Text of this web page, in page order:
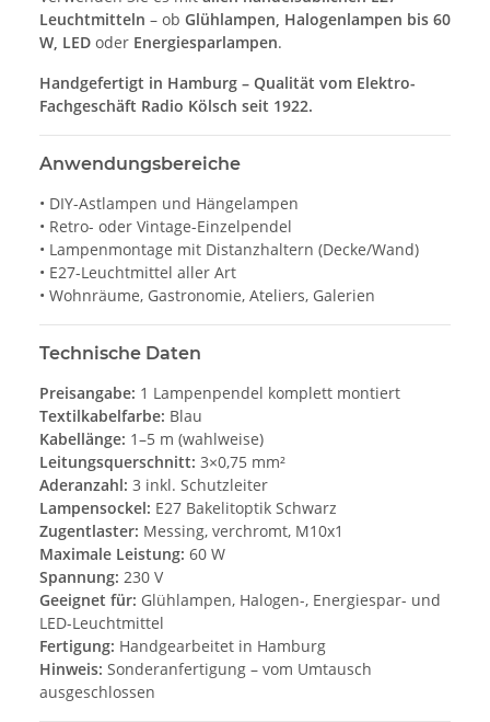
Leuchtmitteln – ob Glühlampen, Halogenlampen bis 60
W, LED oder Energiesparlampen.
Handgefertigt in Hamburg – Qualität vom Elektro-
Fachgeschäft Radio Kölsch seit 1922.
Anwendungsbereiche
• DIY-Astlampen und Hängelampen
• Retro- oder Vintage-Einzelpendel
• Lampenmontage mit Distanzhaltern (Decke/Wand)
• E27-Leuchtmittel aller Art
• Wohnräume, Gastronomie, Ateliers, Galerien
Technische Daten
Preisangabe: 1 Lampenpendel komplett montiert
Textilkabelfarbe: Blau
Kabellänge: 1–5 m (wahlweise)
Leitungsquerschnitt: 3×0,75 mm²
Aderanzahl: 3 inkl. Schutzleiter
Lampensockel: E27 Bakelitoptik Schwarz
Zugentlaster: Messing, verchromt, M10x1
Maximale Leistung: 60 W
Spannung: 230 V
Geeignet für: Glühlampen, Halogen-, Energiespar- und
LED-Leuchtmittel
Fertigung: Handgearbeitet in Hamburg
Hinweis: Sonderanfertigung – vom Umtausch
ausgeschlossen